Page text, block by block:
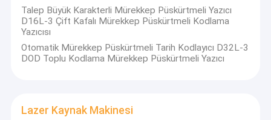
El Tipi Mürekkep Püskürtmeli Yazıcı
Endüstriyel Mürekkep Püskürtmeli Yazıcı
Kodlama Ve Markalama Makinası
Talep Büyük Karakterli Mürekkep Püskürtmeli Yazıcı
D16L-3 Çift Kafalı Mürekkep Püskürtmeli Kodlama
Yazıcısı
Otomatik Mürekkep Püskürtmeli Tarih Kodlayıcı D32L-3
DOD Toplu Kodlama Mürekkep Püskürtmeli Yazıcı
Lazer Kaynak Makinesi
üreticisi.